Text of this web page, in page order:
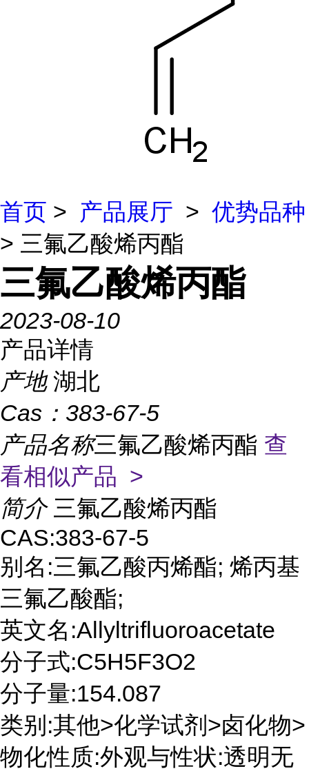
首页 > 产品展厅 > 优势品种
> 三氟乙酸烯丙酯
三氟乙酸烯丙酯
2023-08-10
产品详情
产地 湖北
Cas： 383-67-5
产品名称三氟乙酸烯丙酯 查
看相似产品 >
简介 三氟乙酸烯丙酯
CAS:383-67-5
别名:三氟乙酸丙烯酯; 烯丙基
三氟乙酸酯;
英文名:Allyltrifluoroacetate
分子式:C5H5F3O2
分子量:154.087
类别:其他>化学试剂>卤化物>
物化性质:外观与性状:透明无